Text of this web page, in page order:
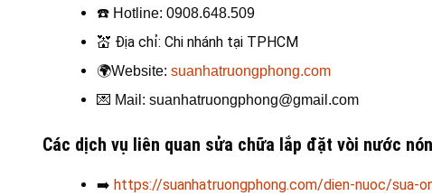
☎️ Hotline: 0908.648.509
💒 Địa chỉ: Chi nhánh tại TPHCM
🌍Website: suanhatruongphong.com
💌 Mail: suanhatruongphong@gmail.com
Các dịch vụ liên quan sửa chữa lắp đặt vòi nước
➡️ https://suanhatruongphong.com/dien-nuoc/sua-